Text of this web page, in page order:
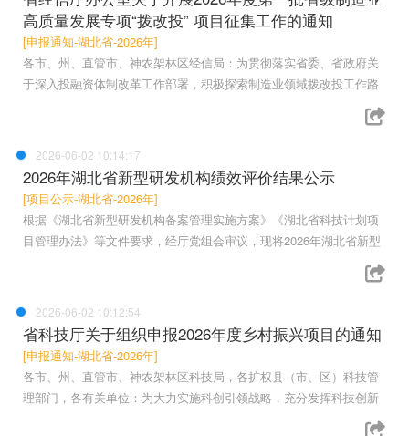
高质量发展专项“拨改投” 项目征集工作的通知
[申报通知-湖北省-2026年]
各市、州、直管市、神农架林区经信局：为贯彻落实省委、省政府关
于深入投融资体制改革工作部署，积极探索制造业领域拨改投工作路
2026-06-02 10:14:17
2026年湖北省新型研发机构绩效评价结果公示
[项目公示-湖北省-2026年]
根据《湖北省新型研发机构备案管理实施方案》《湖北省科技计划项
目管理办法》等文件要求，经厅党组会审议，现将2026年湖北省新型
2026-06-02 10:12:54
省科技厅关于组织申报2026年度乡村振兴项目的通知
[申报通知-湖北省-2026年]
各市、州、直管市、神农架林区科技局，各扩权县（市、区）科技管
理部门，各有关单位：为大力实施科创引领战略，充分发挥科技创新